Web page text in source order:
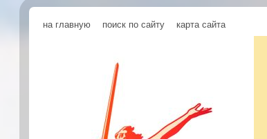
на главную поиск по сайту карта сайта